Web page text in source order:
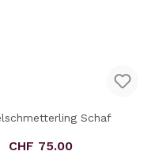
Schaf
Regulärer Preis:
CHF 75.00